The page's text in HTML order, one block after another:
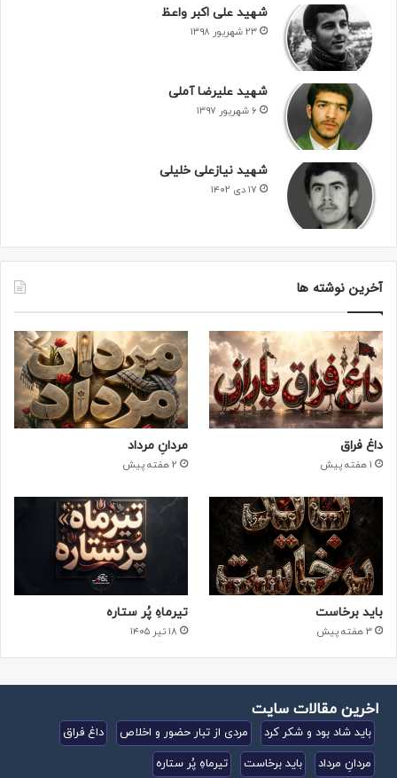
شهید علی اکبر واعظ
۲۳ شهریور ۱۳۹۸
شهید علیرضا آملی
۶ شهریور ۱۳۹۷
شهید نیازعلی خلیلی
۱۷ دی ۱۴۰۲
آخرین نوشته ها
داغ فراق
1 هفته پیش
مردانِ مرداد
2 هفته پیش
باید برخاست
3 هفته پیش
تیرماهِ پُر ستاره
۱۸ تیر ۱۴۰۵
اخرین مقالات سایت
باید شاد بود و شکر کرد مردی از تبار حضور و اخلاص
داغ فراق
مردانِ مرداد
باید برخاست تیرماهِ پُر ستاره